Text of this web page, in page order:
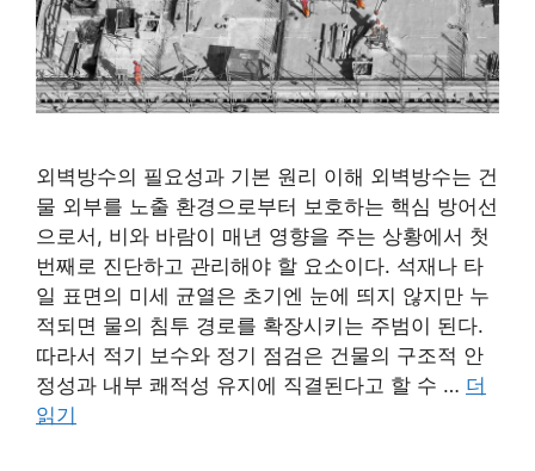
외벽방수의 필요성과 기본 원리 이해 외벽방수는 건
물 외부를 노출 환경으로부터 보호하는 핵심 방어선
으로서, 비와 바람이 매년 영향을 주는 상황에서 첫
번째로 진단하고 관리해야 할 요소이다. 석재나 타
일 표면의 미세 균열은 초기엔 눈에 띄지 않지만 누
적되면 물의 침투 경로를 확장시키는 주범이 된다.
따라서 적기 보수와 정기 점검은 건물의 구조적 안
정성과 내부 쾌적성 유지에 직결된다고 할 수 … 더
읽기